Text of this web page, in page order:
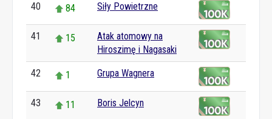
40 84 Siły Powietrzne
41 15
Atak atomowy na
Hiroszimę i Nagasaki
42 1 Grupa Wagnera
43 11 Boris Jelcyn